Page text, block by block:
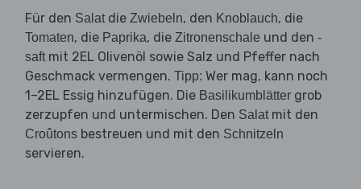
Für den Salatdie Zwiebeln, den Knoblauch, die
Tomaten, die Paprika, die Zitronenschale und den -
saftmit 2EL Olivenöl sowie Salz und Pfeffer nach
Geschmack vermengen. Tipp: Wer mag, kann noch
1–2EL Essig hinzufügen. Die Basilikumblätter grob
zerzupfen und untermischen. Den Salatmit den
Croûtons bestreuen und mit den Schnitzeln
servieren.